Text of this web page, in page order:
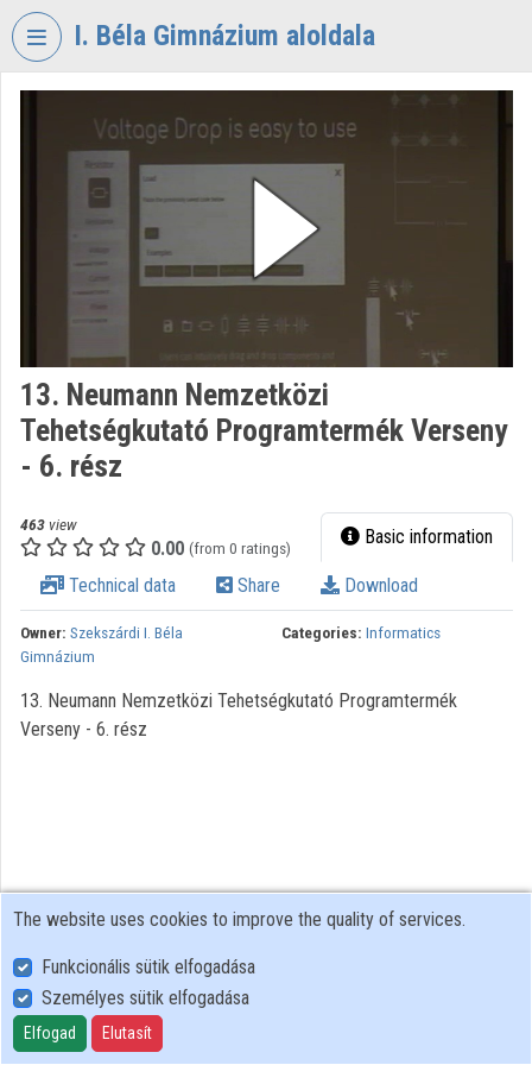
Skip header
I. Béla Gimnázium aloldala
GIMNÁZIUM
Organization home
Categories
Organization playlists
Organizations
Contributors
13. Neumann Nemzetközi
Tehetségkutató Programtermék Verseny
- 6. rész
463 view
0.00 (from 0 ratings) Basic information
Technical data Share Download
Owner: Szekszárdi I. Béla
Gimnázium
Categories: Informatics
13. Neumann Nemzetközi Tehetségkutató Programtermék
Verseny - 6. rész
User Policy
Adatkezelési tájékoztató (en)
Cookie Policy
The website uses cookies to improve the quality of services.
Funkcionális sütik elfogadása
Személyes sütik elfogadása
Elfogad Elutasít